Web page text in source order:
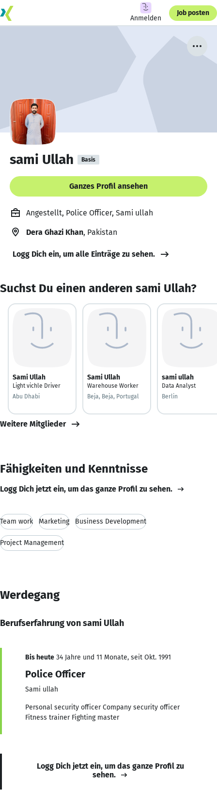
Anmelden
Job posten
sami Ullah Basis
Ganzes Profil ansehen
Angestellt, Police Officer, Sami ullah
Dera Ghazi Khan, Pakistan
Logg Dich ein, um alle Einträge zu sehen.
Suchst Du einen anderen sami Ullah?
Sami Ullah
Light vichle Driver
Abu Dhabi
Sami Ullah
Warehouse Worker
Beja, Beja, Portugal
sami ullah
Data Analyst
Berlin
Weitere Mitglieder
Fähigkeiten und Kenntnisse
Logg Dich jetzt ein, um das ganze Profil zu sehen.
Team work Marketing Business Development
Project Management
Werdegang
Berufserfahrung von sami Ullah
Bis heute 34 Jahre und 11 Monate, seit Okt. 1991
Police Officer
Sami ullah
Personal security officer Company security officer
Fitness trainer Fighting master
Logg Dich jetzt ein, um das ganze Profil zu
sehen.